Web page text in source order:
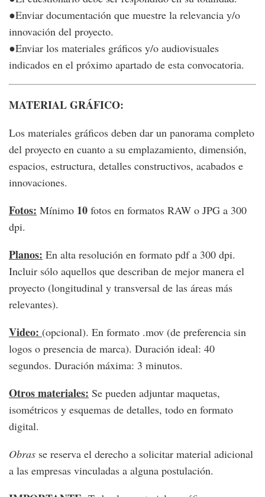
●Enviar documentación que muestre la relevancia y/o
innovación del proyecto.
●Enviar los materiales gráficos y/o audiovisuales
indicados en el próximo apartado de esta convocatoria.
MATERIAL GRÁFICO:
Los materiales gráficos deben dar un panorama completo
del proyecto en cuanto a su emplazamiento, dimensión,
espacios, estructura, detalles constructivos, acabados e
innovaciones.
Fotos: Mínimo 10 fotos en formatos RAW o JPG a 300
dpi.
Planos: En alta resolución en formato pdf a 300 dpi.
Incluir sólo aquellos que describan de mejor manera el
proyecto (longitudinal y transversal de las áreas más
relevantes).
Video: (opcional). En formato .mov (de preferencia sin
logos o presencia de marca). Duración ideal: 40
segundos. Duración máxima: 3 minutos.
Otros materiales: Se pueden adjuntar maquetas,
isométricos y esquemas de detalles, todo en formato
digital.
Obras se reserva el derecho a solicitar material adicional
a las empresas vinculadas a alguna postulación.